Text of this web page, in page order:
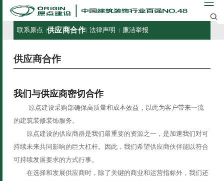
联系原点 供应商合作 法律声明 廉洁举报
供应商合作
我们与供应商密切合作
原点建设采购部确保高质量和成本效益，以此为客户带来一流
的建筑装修装饰服务。
原点建设的供应商群是我们最重要的资源之一，是加速我们对可
持续未来共同影响的巨大杠杆。因此，我们希望供应商伙伴能以符合
可持续发展要求的方式行事。
在选择和发展供应商时，除了关键的商业和运营指标外，我们还